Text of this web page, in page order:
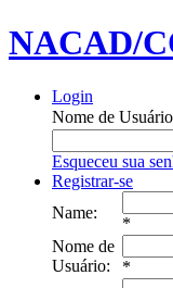
NACAD/
Login
Nome de
Esqueceu sua
Registrar-se
Name:
*
Nome de
Usuário:
*